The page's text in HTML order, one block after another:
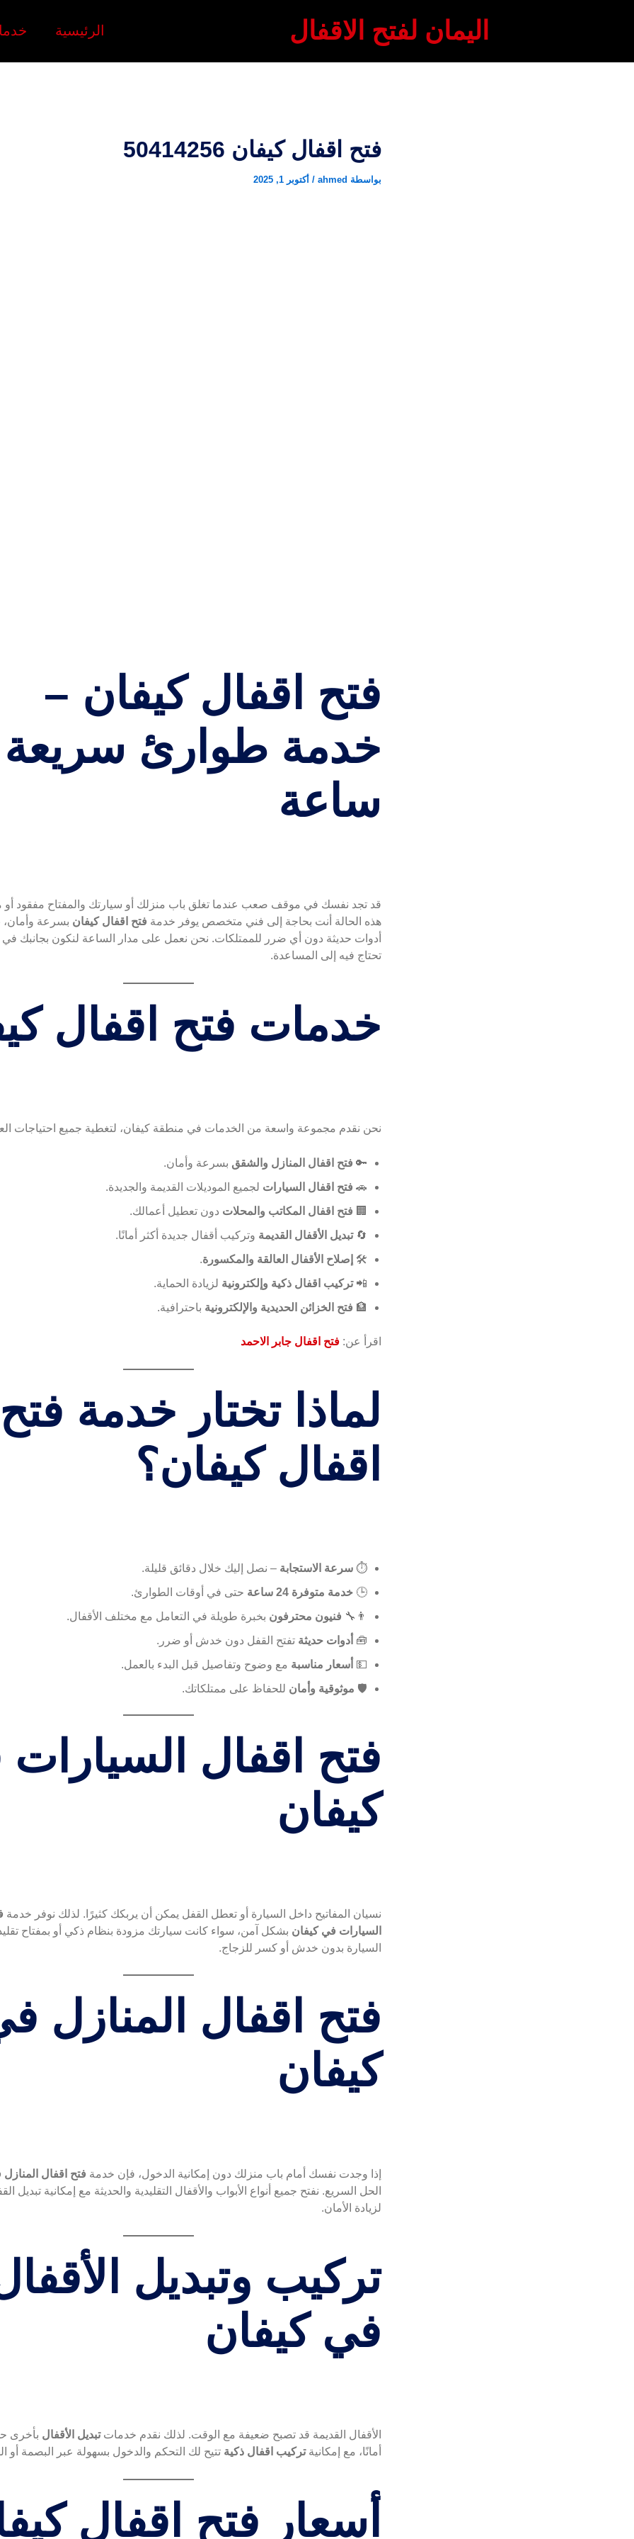
اليمان لفتح الاقفال الرئيسية
فتح اقفال كيفان 50414256
بواسطة ahmed
/ أكتوبر 1, 2025
فتح اقفال كيفان –
ساعة
قد تجد نفسك في موقف صعب عندما تغلق باب منزلك أو سيارتك والمفتاح مفقود
هذه الحالة أنت بحاجة إلى فني متخصص يوفر خدمة فتح اقفال كيفان بسرعة وأمان،
أدوات حديثة دون أي ضرر للممتلكات. نحن نعمل على مدار الساعة لنكون بجانبك
تحتاج فيه إلى المساعدة.
خدمات فتح اقفال
نحن نقدم مجموعة واسعة من الخدمات في منطقة كيفان، لتغطية جميع احتياجات
🔑 فتح اقفال المنازل والشقق بسرعة وأمان.
🚗 فتح اقفال السيارات لجميع الموديلات القديمة والجديدة.
🏢 فتح اقفال المكاتب والمحلات دون تعطيل أعمالك.
🔄تبديل الأقفال القديمة وتركيب أقفال جديدة أكثر أمانًا.
🛠️ إصلاح الأقفال العالقة والمكسورة.
📲تركيب اقفال ذكية وإلكترونية لزيادة الحماية.
🏦 فتح الخزائن الحديدية والإلكترونية باحترافية.
اقرأ عن: فتح اقفال جابر الاحمد
لماذا تختار خدمة فتح
اقفال كيفان؟
⏱️ سرعة الاستجابة – نصل إليك خلال دقائق قليلة.
🕒 خدمة متوفرة 24 ساعة
حتى في أوقات الطوارئ.
👨‍🔧 فنيون محترفون بخبرة طويلة في التعامل مع مختلف الأقفال.
🧰 أدوات حديثة تفتح القفل دون خدش أو ضرر.
💵 أسعار مناسبة مع وضوح وتفاصيل قبل البدء بالعمل.
🛡️ موثوقية وأمان للحفاظ على ممتلكاتك.
فتح اقفال
كيفان
نسيان المفاتيح داخل السيارة أو تعطل القفل يمكن أن يربكك كثيرًا. لذلك نوفر خدمة
السيارات في كيفان بشكل آمن، سواء كانت سيارتك مزودة بنظام ذكي أو بمفتاح
السيارة بدون خدش أو كسر للزجاج.
فتح اقفال المنازل
كيفان
إذا وجدت نفسك أمام باب منزلك دون إمكانية الدخول، فإن خدمة فتح اقفال
الحل السريع. نفتح جميع أنواع الأبواب والأقفال التقليدية والحديثة مع إمكانية تبديل
لزيادة الأمان.
تركيب وتبديل
في كيفان
الأقفال القديمة قد تصبح ضعيفة مع الوقت. لذلك نقدم خدماتتبديل الأقفال بأخرى
أمانًا، مع إمكانيةتركيب اقفال ذكية تتيح لك التحكم والدخول بسهولة عبر البصمة أو
أسعار فتح اقفال